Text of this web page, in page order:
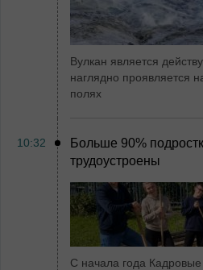
Вулкан является
наглядно проявляется
полях
10:32
Больше 90%
трудоустроены
С начала года